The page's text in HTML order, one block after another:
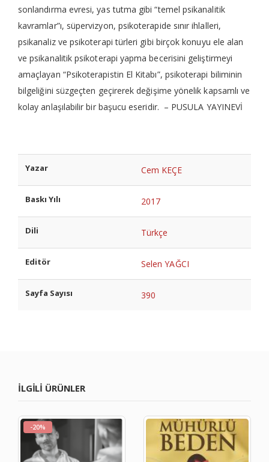
sonlandırma evresi, yas tutma gibi “temel psikanalitik
kavramlar”ı, süpervizyon, psikoterapide sınır ihlalleri,
psikanaliz ve psikoterapi türleri gibi birçok konuyu ele alan
ve psikanalitik psikoterapi yapma becerisini geliştirmeyi
amaçlayan “Psikoterapistin El Kitabı”, psikoterapi biliminin
bilgeliğini süzgeçten geçirerek değişime yönelik kapsamlı ve
kolay anlaşılabilir bir başucu eseridir. – PUSULA YAYINEVİ
Yazar Cem KEÇE
Baskı Yılı 2017
Dili Türkçe
Editör Selen YAĞCI
Sayfa Sayısı 390
ILGILI ÜRÜNLER
-20%